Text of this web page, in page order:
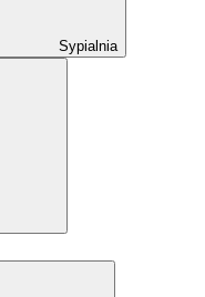
Sypialnia